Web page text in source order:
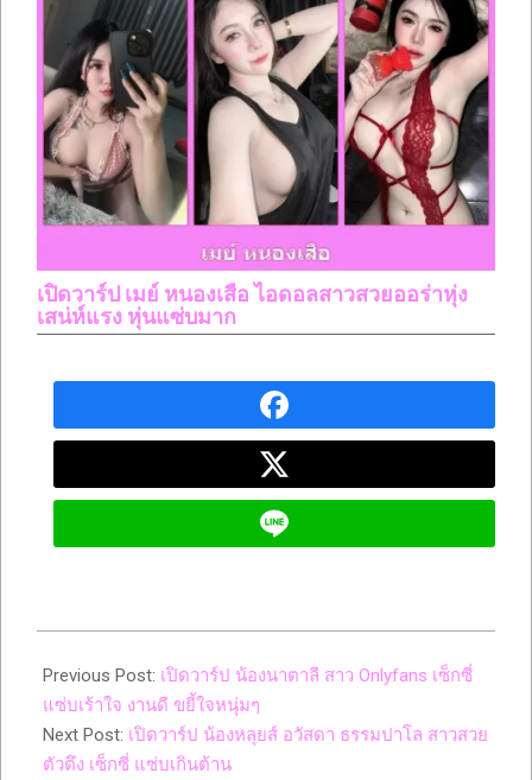
เปิดวาร์ป เมย์ หนองเสือ ไอดอลสาวสวยออร่าหุ่ง
เสน่ห์แรง หุ่นแซ่บมาก
06-
27
Previous Post: เปิดวาร์ป น้องนาตาลี สาว Onlyfans เซ็กซี่
แซ่บเร้าใจ งานดี ขยี้ใจหนุ่มๆ
Next Post: เปิดวาร์ป น้องหลุยส์ อวัสดา ธรรมปาโล สาวสวย
ตัวตึง เซ็กซี่ แซ่บเกินต้าน